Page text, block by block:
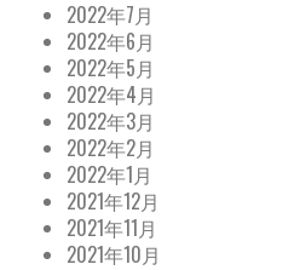
2022年7月
2022年6月
2022年5月
2022年4月
2022年3月
2022年2月
2022年1月
2021年12月
2021年11月
2021年10月